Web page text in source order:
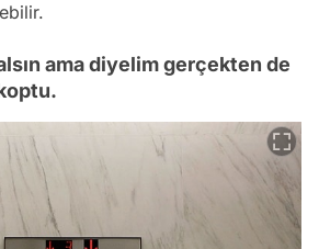
ama diyelim gerçekten de